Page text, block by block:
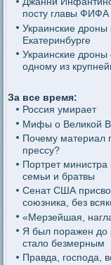
посту главы ФИФА
Украинские дроны
Екатеринбурге
Украинские дроны
одному из
За все время:
Россия умирает
Мифы о Великой
Почему материал
прессу?
Портрет министра
семьи и братвы
Сенат США
союзника, без
«Мерзейшая,
Я был поражен до
стало безмерным
Правда, господа,